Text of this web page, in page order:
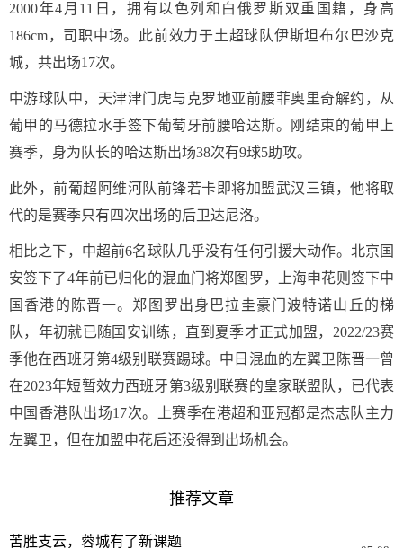
2000年4月11日，拥有以色列和白俄罗斯双重国籍，身高
186cm，司职中场。此前效力于土超球队伊斯坦布尔巴沙克
城，共出场17次。
中游球队中，天津津门虎与克罗地亚前腰菲奥里奇解约，从
葡甲的马德拉水手签下葡萄牙前腰哈达斯。刚结束的葡甲上
赛季，身为队长的哈达斯出场38次有9球5助攻。
此外，前葡超阿维河队前锋若卡即将加盟武汉三镇，他将取
代的是赛季只有四次出场的后卫达尼洛。
相比之下，中超前6名球队几乎没有任何引援大动作。北京国
安签下了4年前已归化的混血门将郑图罗，上海申花则签下中
国香港的陈晋一。郑图罗出身巴拉圭豪门波特诺山丘的梯
队，年初就已随国安训练，直到夏季才正式加盟，2022/23赛
季他在西班牙第4级别联赛踢球。中日混血的左翼卫陈晋一曾
在2023年短暂效力西班牙第3级别联赛的皇家联盟队，已代表
中国香港队出场17次。上赛季在港超和亚冠都是杰志队主力
左翼卫，但在加盟申花后还没得到出场机会。
推荐文章
苦胜支云，蓉城有了新课题